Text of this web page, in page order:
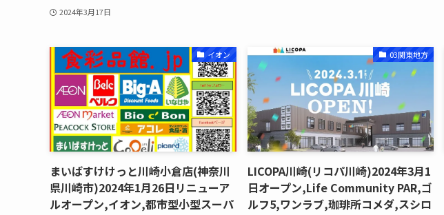
2024年3月17日
イオン
まいばすけけっと川崎小倉店(神奈川
県川崎市)2024年1月26日リニューア
ルオープン,イオン,都市型小型スーパ
03関東地方
LICOPA川崎(リコパ川崎)2024年3月1
日オープン,Life Community PAR,ゴ
ルフ5,ワンラブ,珈琲所コメダ,スシロ